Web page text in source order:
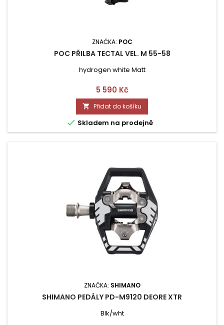
ZNAČKA: POC
POC PŘILBA TECTAL VEL. M 55-58
hydrogen white Matt
Cena
5 590 Kč
 Přidat do košíku
 Skladem na prodejně
ZNAČKA: SHIMANO
SHIMANO PEDÁLY PD-M9120 DEORE XTR
Blk/wht